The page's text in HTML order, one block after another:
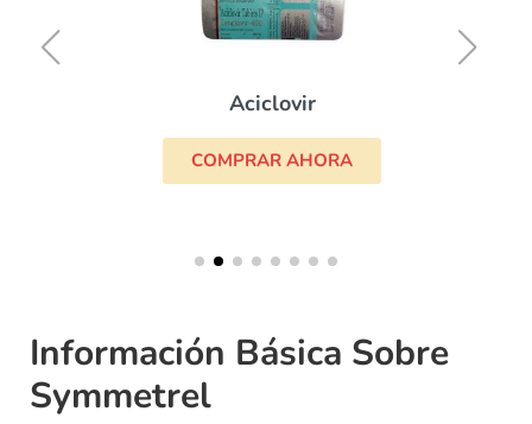
Aciclovir
COMPRAR AHORA
Información Básica Sobre
Symmetrel